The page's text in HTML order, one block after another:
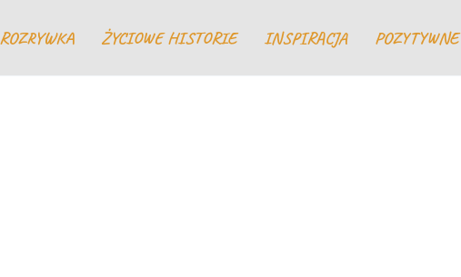
ROZRYWKA ŻYCIOWE HISTORIE INSPIRACJA